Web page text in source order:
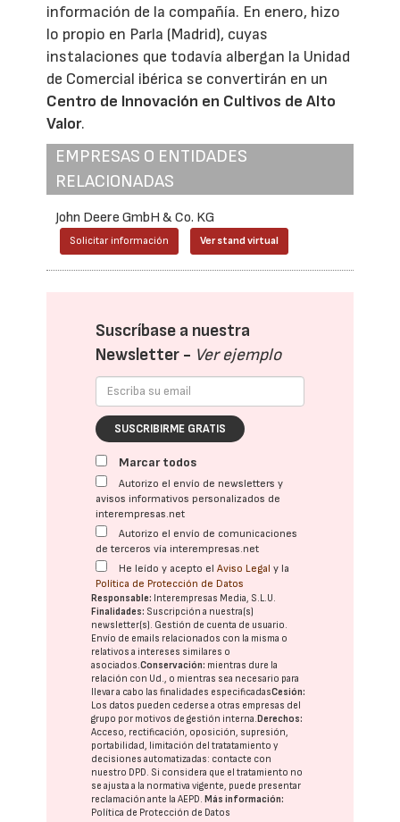
información de la compañía. En enero, hizo
lo propio en Parla (Madrid), cuyas
instalaciones que todavía albergan la Unidad
de Comercial ibérica se convertirán en un
Centro de Innovación en Cultivos de Alto
Valor.
EMPRESAS O ENTIDADES
RELACIONADAS
John Deere GmbH & Co. KG
Solicitar información Ver stand virtual
Suscríbase a nuestra
Newsletter - Ver ejemplo
SUSCRIBIRME GRATIS
Marcar todos
Autorizo el envío de newsletters y
avisos informativos personalizados de
interempresas.net
Autorizo el envío de comunicaciones
de terceros vía interempresas.net
He leído y acepto elAviso Legal y la
Política de Protección de Datos
Responsable: Interempresas Media, S.L.U.
Finalidades: Suscripción a nuestra(s)
newsletter(s). Gestión de cuenta de usuario.
Envío de emails relacionados con la misma o
relativos a intereses similares o
asociados.Conservación: mientras dure la
relación con Ud., o mientras sea necesario para
llevar a cabo las finalidades especificadasCesión:
Los datos pueden cederse a otras empresas del
grupo por motivos de gestión interna.Derechos:
Acceso, rectificación, oposición, supresión,
portabilidad, limitación del tratatamiento y
decisiones automatizadas: contacte con
nuestro DPD. Si considera que el tratamiento no
se ajusta a la normativa vigente, puede presentar
reclamación ante laAEPD.Más información:
Política de Protección de Datos